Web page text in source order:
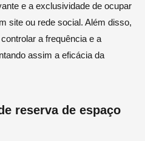
e a exclusividade de ocupar
site ou rede social. Além disso,
a frequência e a
assim a eficácia da
reserva de espaço